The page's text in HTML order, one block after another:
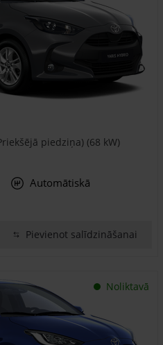
piedziņa) (68 kW)
Automātiskā
Pievienot salīdzināšanai
Noliktavā